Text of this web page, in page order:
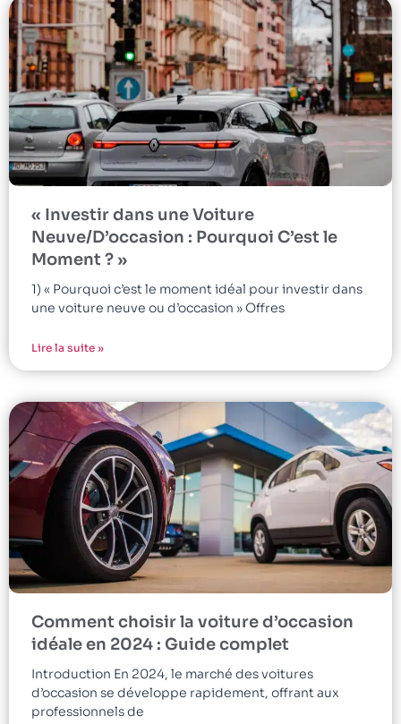
« Investir dans une Voiture
Neuve/D’occasion : Pourquoi C’est le
Moment ? »
1) « Pourquoi c’est le moment idéal pour investir dans
une voiture neuve ou d’occasion » Offres
Lire la suite »
Comment choisir la voiture d’occasion
idéale en 2024 : Guide complet
Introduction En 2024, le marché des voitures
d’occasion se développe rapidement, offrant aux
professionnels de